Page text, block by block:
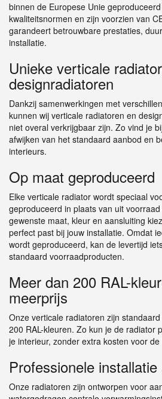
binnen de Europese Unie
kwaliteitsnormen en zijn voorzien van
garandeert betrouwbare prestaties,
installatie.
Unieke verticale
designradiatoren
Dankzij samenwerkingen met
kunnen wij verticale radiatoren en
niet overal verkrijgbaar zijn. Zo vind je
afwijken van het standaard aanbod en
interieurs.
Op maat geproduceerd
Elke verticale radiator wordt speciaal
geproduceerd in plaats van uit
gewenste maat, kleur en aansluiting
perfect past bij jouw installatie. Omdat
wordt geproduceerd, kan de levertijd
standaard voorraadproducten.
Meer dan 200 RAL-
meerprijs
Onze verticale radiatoren zijn
200 RAL-kleuren. Zo kun je de radiator
je interieur, zonder extra kosten voor
Professionele
Onze radiatoren zijn ontworpen voor